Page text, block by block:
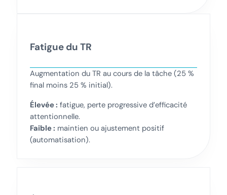
Fatigue du TR
Augmentation du TR au cours de la tâche (25 %
final moins 25 % initial).
Élevée : fatigue, perte progressive d’efficacité
attentionnelle.
Faible : maintien ou ajustement positif
(automatisation).